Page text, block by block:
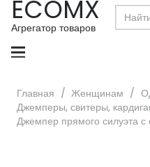
ECOMX
Агрегатор товаров for:
Главная / Женщинам /
Джемперы, свитеры,
Джемпер прямого силуэта